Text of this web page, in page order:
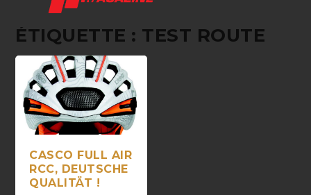
ÉTIQUETTE : TEST ROUTE
CASCO FULL AIR
RCC, DEUTSCHE
QUALITÄT !